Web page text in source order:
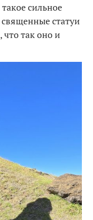
сильное
статуи
так оно и